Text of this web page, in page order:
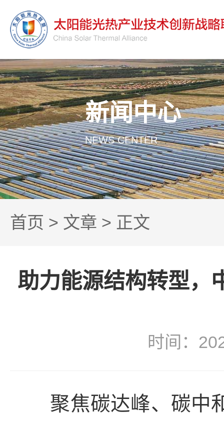
新闻中心
NEWS CENTER
首页 > 文章 > 正文
助力能源结构转型，
时间：
聚焦碳达峰、碳中和